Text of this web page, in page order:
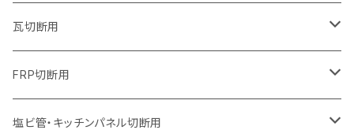
セグメント（特殊凸凹加工チップ）
セグメント
セグメント（特殊凸凹加工チップ）
405mm（16インチ）
セグメントタイプ
ウェーブタイプ
セグメントタイプ
305mm（12インチ）
セグメント
セグメント（特殊凸凹加工チップ）
355mm（14インチ）
セグメント
ウェーブタイプ
セグメントタイプ
ウェーブタイプ
255mm（10インチ）
セグメントタイプ
305mm（12インチ）
セグメント
355mm（14インチ）
セグメントタイプ
230mm（9インチ）
セグメントタイプ
255mm（10インチ）
セグメントタイプ（一般道路カッター用
305mm（12インチ）
セグメントタイプ
205mm（8インチ）
セグメントタイプ
230mm（9インチ）
セグメントタイプ
305mm（12インチ）
ウェーブタイプ
セグメントタイプ
ウェーブタイプ
180mm（7インチ）
セグメントタイプ
ウェーブタイプ
205mm（8インチ）
セグメントタイプ
230mm（9インチ）
セグメントタイプ
125mm（5インチ）
セグメントタイプ
150mm（6インチ）
セグメントタイプ
180mm（7インチ）
305mm（12インチ）
セグメントタイプ
355mm（14インチ）
セグメントタイプ
405mm（16インチ）
瓦切断用
105mm（4インチ）
FRP切断用
125ｍｍ（5インチ）
塩ビ管・キッチンパネル切断用